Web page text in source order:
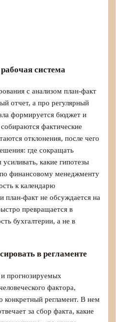
система
с анализом план-факт
отчет, а про регулярный
формируется бюджет и
фактические
отклонения, после чего
где сокращать
какие гипотезы
финансовому менеджменту
к календарю
план‑факт не обсуждается на
превращается в
бухгалтерии, а не в
в регламенте
прогнозируемых
фактора,
конкретный регламент. В нем
за сбор факта, какие